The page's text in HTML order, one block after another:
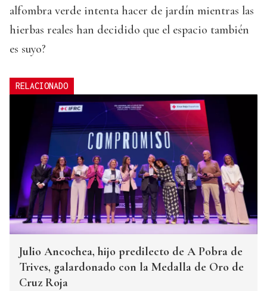
alfombra verde intenta hacer de jardín mientras las
hierbas reales han decidido que el espacio también
es suyo?
RELACIONADO
Julio Ancochea, hijo predilecto de A Pobra de
Trives, galardonado con la Medalla de Oro de
Cruz Roja